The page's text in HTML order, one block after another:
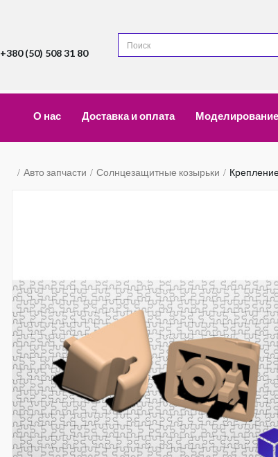
+380 (50) 508 31 80
О нас Доставка и оплата Моделирование
Авто запчасти Солнцезащитные козырьки